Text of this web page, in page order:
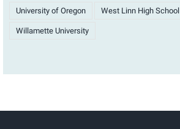
University of Oregon West Linn High School
Willamette University